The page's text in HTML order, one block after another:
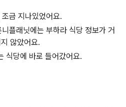
금 지나있었어요.
플래닛에는 부하라 식당 정보가 거
않았어요.
식당에 바로 들어갔어요.